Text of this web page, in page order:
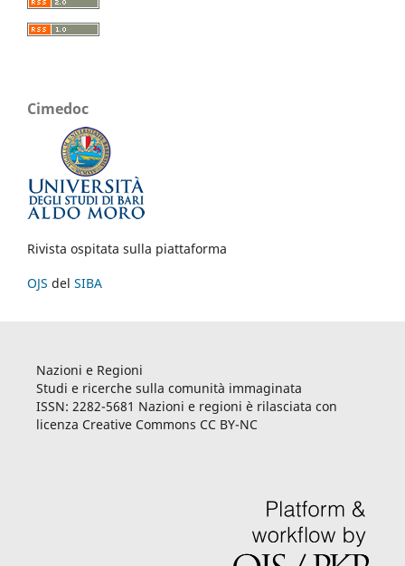
Cimedoc
Rivista ospitata sulla piattaforma
OJS del SIBA
Nazioni e Regioni
Studi e ricerche sulla comunità immaginata
ISSN: 2282-5681 Nazioni e regioni è rilasciata con
licenza Creative Commons CC BY-NC